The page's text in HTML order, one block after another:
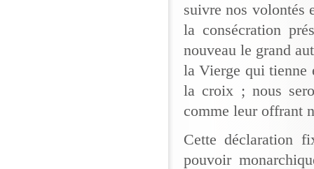
suivre nos volontés
la consécration
nouveau le grand
la Vierge qui tienne
la croix ; nous
comme leur offrant
Cette déclaration
pouvoir